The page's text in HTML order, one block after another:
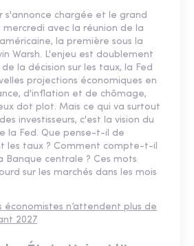
s'annonce chargée et le grand
mercredi avec la réunion de la
la première sous la
Warsh. L'enjeu est doublement
la décision sur les taux, la Fed
projections économiques en
d'inflation et de chômage,
dot plot. Mais ce qui va surtout
investisseurs, c'est la vision du
la Fed. Que pense-t-il de
les taux ? Comment compte-t-il
Banque centrale ? Ces mots
sur les marchés dans les mois
économistes n’attendent plus de
2027